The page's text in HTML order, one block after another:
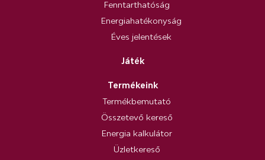
Fenntarthatóság
Energiahatékonyság
Éves jelentések
Játék
Termékeink
Termékbemutató
Összetevő kereső
Energia kalkulátor
Üzletkereső